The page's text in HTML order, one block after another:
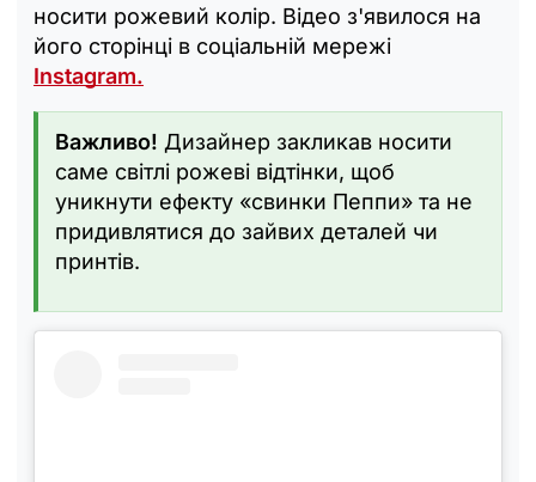
носити рожевий колір. Відео з'явилося на
його сторінці в соціальній мережі
Instagram.
Важливо! Дизайнер закликав носити
саме світлі рожеві відтінки, щоб
уникнути ефекту «свинки Пеппи» та не
придивлятися до зайвих деталей чи
принтів.